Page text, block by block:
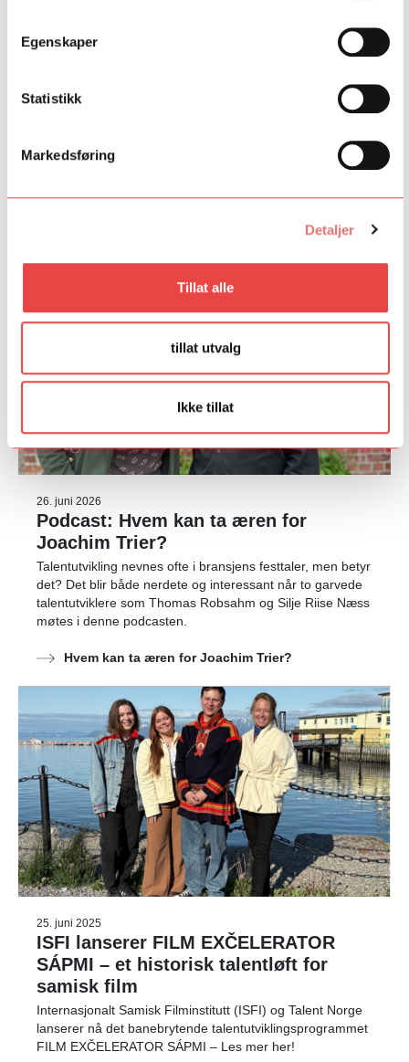
Egenskaper
Statistikk
Markedsføring
Detaljer
Tillat alle
tillat utvalg
Ikke tillat
Fant du det du lette etter?
26. juni 2026
Podcast: Hvem kan ta æren for
Joachim Trier?
Talentutvikling nevnes ofte i bransjens festtaler, men betyr
det? Det blir både nerdete og interessant når to garvede
talentutviklere som Thomas Robsahm og Silje Riise Næss
møtes i denne podcasten.
Hvem kan ta æren for Joachim Trier?
25. juni 2025
ISFI lanserer FILM EXČELERATOR
SÁPMI – et historisk talentløft for
samisk film
Internasjonalt Samisk Filminstitutt (ISFI) og Talent Norge
lanserer nå det banebrytende talentutviklingsprogrammet
FILM EXČELERATOR SÁPMI – Les mer her!